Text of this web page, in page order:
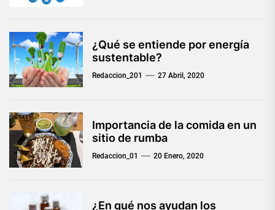
¿Qué se entiende por energía
sustentable?
Redaccion_201 27 Abril, 2020
Importancia de la comida en un
sitio de rumba
Redaccion_01 20 Enero, 2020
¿En qué nos ayudan los